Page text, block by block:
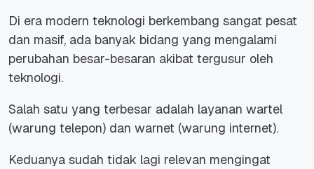
Di era modern teknologi berkembang sangat pesat
dan masif, ada banyak bidang yang mengalami
perubahan besar-besaran akibat tergusur oleh
teknologi.
Salah satu yang terbesar adalah layanan wartel
(warung telepon) dan warnet (warung internet).
Keduanya sudah tidak lagi relevan mengingat